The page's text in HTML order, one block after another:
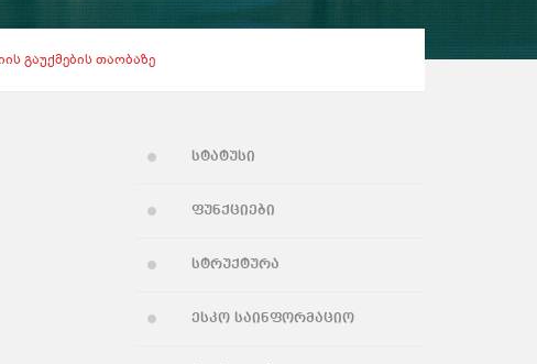
Გაუქმების Თაობაზე
სტატუსი
ფუნქციები
სტრუქტურა
ესკო საინფორმაციო